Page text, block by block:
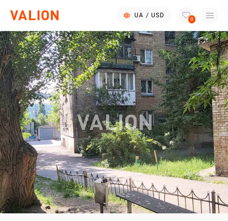
UA / USD
0